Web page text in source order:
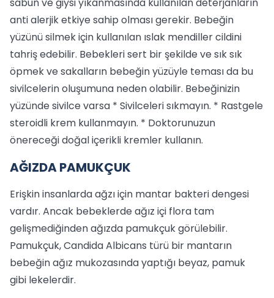
anti alerjik etkiye sahip olması gerekir. Bebeğin
yüzünü silmek için kullanılan ıslak mendiller cildini
tahriş edebilir. Bebekleri sert bir şekilde ve sık sık
öpmek ve sakalların bebeğin yüzüyle teması da bu
sivilcelerin oluşumuna neden olabilir. Bebeğinizin
yüzünde sivilce varsa * Sivilceleri sıkmayın. * Rastgele
steroidli krem kullanmayın. * Doktorunuzun
önereceği doğal içerikli kremler kullanın.
AĞIZDA PAMUKÇUK
Erişkin insanlarda ağzı için mantar bakteri dengesi
vardır. Ancak bebeklerde ağız içi flora tam
gelişmediğinden ağızda pamukçuk görülebilir.
Pamukçuk, Candida Albicans türü bir mantarın
bebeğin ağız mukozasında yaptığı beyaz, pamuk
gibi lekelerdir.